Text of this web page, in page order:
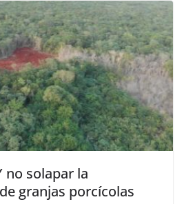
no solapar la
granjas porcícolas